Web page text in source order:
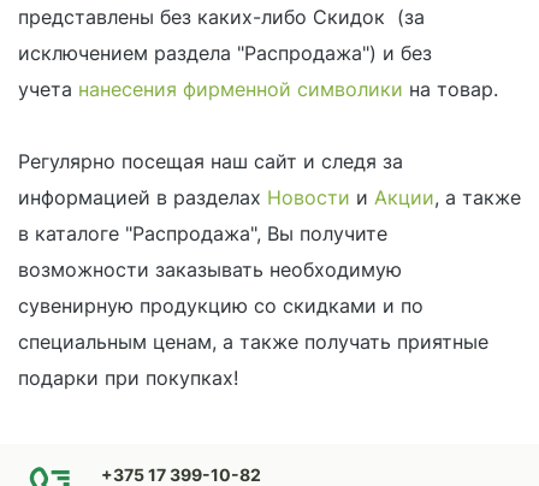
представлены без каких-либо Скидок (за
исключением раздела "Распродажа") и без
учета нанесения фирменной символики на товар.
Регулярно посещая наш сайт и следя за
информацией в разделах Новости и Акции, а также
в каталоге "Распродажа", Вы получите
возможности заказывать необходимую
сувенирную продукцию со скидками и по
специальным ценам, а также получать приятные
подарки при покупках!
+375 17 399-10-82